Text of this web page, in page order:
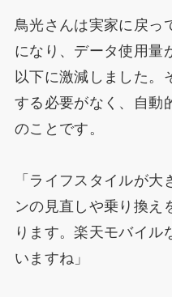
鳥光さんは実家に戻っ
になり、データ使用量
以下に激減しました。
する必要がなく、自動
のことです。
「ライフスタイルが
ンの見直しや乗り換え
ります。楽天モバイル
いますね」